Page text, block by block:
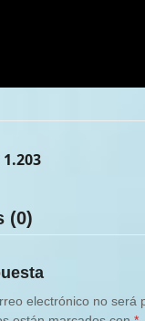
1.203
(0)
electrónico no será